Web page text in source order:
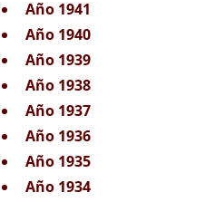
Año 1941
Año 1940
Año 1939
Año 1938
Año 1937
Año 1936
Año 1935
Año 1934